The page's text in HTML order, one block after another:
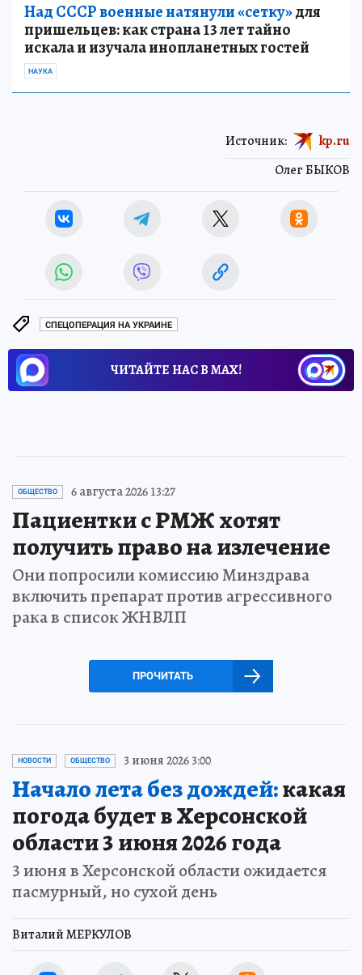
Над СССР военные натянули «сетку»для
пришельцев: как страна 13 лет тайно
искала и изучала инопланетных гостей
НАУКА
Олег БЫКОВ
Источник: kp.ru
СПЕЦОПЕРАЦИЯ НА УКРАИНЕ
ЧИТАЙТЕ НАС В МАХ!
ОБЩЕСТВО 6 августа 2026 13:27
Пациентки с РМЖ хотят
получить право на излечение
Они попросили комиссию Минздрава
включить препарат против агрессивного
рака в список ЖНВЛП
ПРОЧИТАТЬ
НОВОСТИ ОБЩЕСТВО 3 июня 2026 3:00
Начало лета без дождей:какая
погода будет в Херсонской
области 3 июня 2026 года
3 июня в Херсонской области ожидается
пасмурный, но сухой день
Виталий МЕРКУЛОВ